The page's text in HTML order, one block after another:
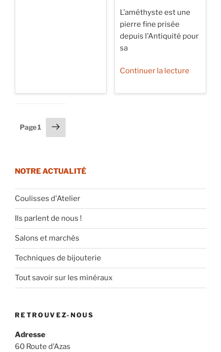
L’améthyste est une
pierre fine prisée
depuis l’Antiquité pour
sa
Continuer la lecturede
:
Pagination
Page1
Page
suivante
NOTRE ACTUALITÉ
Coulisses d'Atelier
Ils parlent de nous !
Salons et marchés
Techniques de bijouterie
Tout savoir sur les minéraux
RETROUVEZ-NOUS
Adresse
60 Route d’Azas